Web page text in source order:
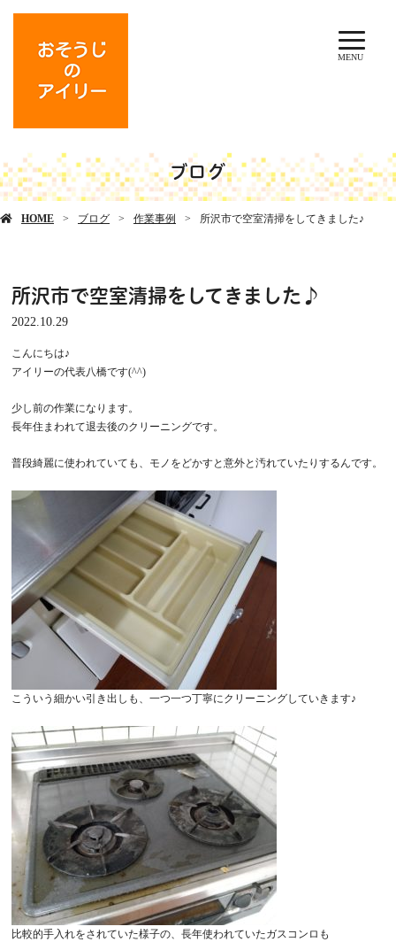
MENU
ブログ
HOME ブログ 作業事例 所沢市で空室清掃をしてきました♪
所沢市で空室清掃をしてきました♪
2022.10.29
こんにちは♪
アイリーの代表八橋です(^^)
少し前の作業になります。
長年住まわれて退去後のクリーニングです。
普段綺麗に使われていても、モノをどかすと意外と汚れていたりするんです。
こういう細かい引き出しも、一つ一つ丁寧にクリーニングしていきます♪
比較的手入れをされていた様子の、長年使われていたガスコンロも